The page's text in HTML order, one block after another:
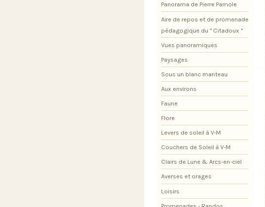
Panorama de Pierre Pamole
Aire de repos et de promenade
pédagogique du " Citadoux "
Vues panoramiques
Paysages
Sous un blanc manteau
Aux environs
Faune
Flore
Levers de soleil à V-M
Couchers de Soleil à V-M
Clairs de Lune & Arcs-en-ciel
Averses et orages
Loisirs